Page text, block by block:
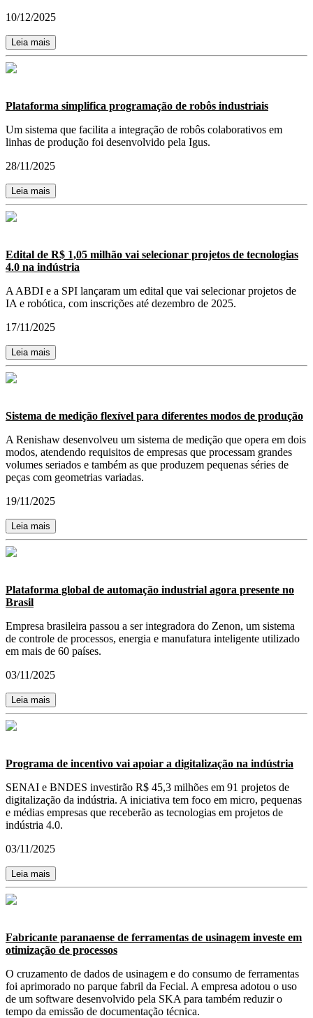
10/12/2025
Leia mais
Plataforma simplifica programação de robôs industriais
Um sistema que facilita a integração de robôs colaborativos em
linhas de produção foi desenvolvido pela Igus.
28/11/2025
Leia mais
Edital de R$ 1,05 milhão vai selecionar projetos de tecnologias
4.0 na indústria
A ABDI e a SPI lançaram um edital que vai selecionar projetos de
IA e robótica, com inscrições até dezembro de 2025.
17/11/2025
Leia mais
Sistema de medição flexível para diferentes modos de produção
A Renishaw desenvolveu um sistema de medição que opera em dois
modos, atendendo requisitos de empresas que processam grandes
volumes seriados e também as que produzem pequenas séries de
peças com geometrias variadas.
19/11/2025
Leia mais
Plataforma global de automação industrial agora presente no
Brasil
Empresa brasileira passou a ser integradora do Zenon, um sistema
de controle de processos, energia e manufatura inteligente utilizado
em mais de 60 países.
03/11/2025
Leia mais
Programa de incentivo vai apoiar a digitalização na indústria
SENAI e BNDES investirão R$ 45,3 milhões em 91 projetos de
digitalização da indústria. A iniciativa tem foco em micro, pequenas
e médias empresas que receberão as tecnologias em projetos de
indústria 4.0.
03/11/2025
Leia mais
Fabricante paranaense de ferramentas de usinagem investe em
otimização de processos
O cruzamento de dados de usinagem e do consumo de ferramentas
foi aprimorado no parque fabril da Fecial. A empresa adotou o uso
de um software desenvolvido pela SKA para também reduzir o
tempo da emissão de documentação técnica.